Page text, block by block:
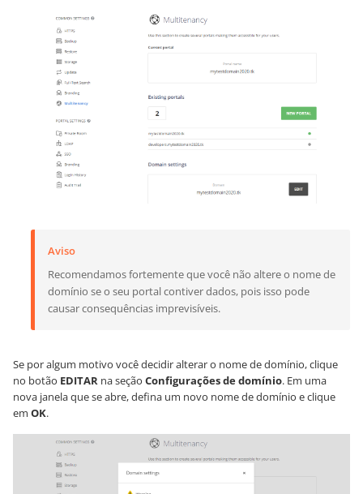
Aviso
Recomendamos fortemente que você não altere o nome de
domínio se o seu portal contiver dados, pois isso pode
causar consequências imprevisíveis.
Se por algum motivo você decidir alterar o nome de domínio, clique
no botão EDITAR na seção Configurações de domínio. Em uma
nova janela que se abre, defina um novo nome de domínio e clique
em OK.